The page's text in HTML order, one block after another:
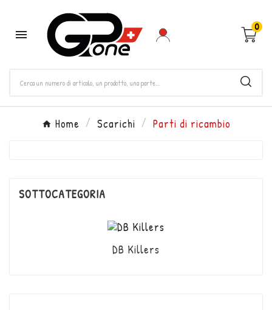

0
Home Scarichi Parti di ricambio
SOTTOCATEGORIA
DB Killers